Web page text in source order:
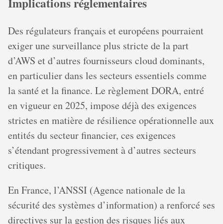
Des régulateurs français et européens pourraient
exiger une surveillance plus stricte de la part
d’AWS et d’autres fournisseurs cloud dominants,
en particulier dans les secteurs essentiels comme
la santé et la finance. Le règlement DORA, entré
en vigueur en 2025, impose déjà des exigences
strictes en matière de résilience opérationnelle aux
entités du secteur financier, ces exigences
s’étendant progressivement à d’autres secteurs
critiques.
En France, l’ANSSI (Agence nationale de la
sécurité des systèmes d’information) a renforcé ses
directives sur la gestion des risques liés aux